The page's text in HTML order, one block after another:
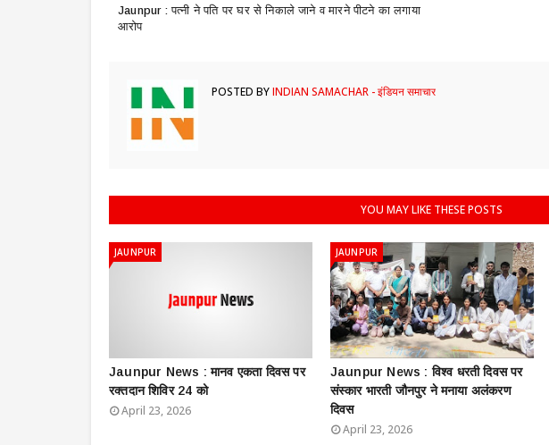
​Jaunpur : पत्नी ने पति पर घर से निकाले जाने व मारने पीटने का लगाया
आरोप
POSTED BYINDIAN SAMACHAR - इंडियन समाचार
YOU MAY LIKE THESE POSTS
JAUNPUR
Jaunpur News : ​मानव एकता दिवस पर
रक्तदान शिविर 24 को
April 23, 2026
JAUNPUR
Jaunpur News : विश्व धरती दिवस पर
संस्कार भारती जौनपुर ने मनाया अलंकरण
दिवस
April 23, 2026